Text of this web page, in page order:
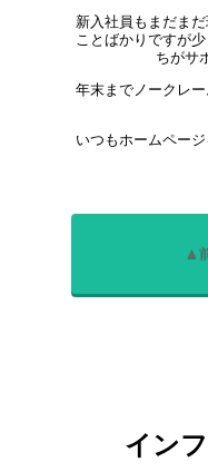
新入社員もまだま
ことばかりですが
ちがサ
年末までノークレ
いつもホームペー
▲
イン